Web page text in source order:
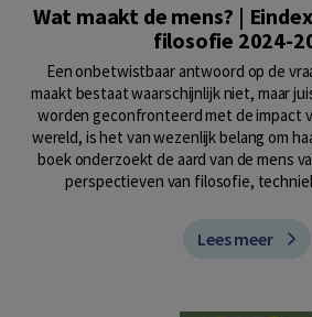
Wat maakt de mens? |
filosofie 2024-
Een onbetwistbaar antwoord op de
maakt bestaat waarschijnlijk niet, maar
worden geconfronteerd met de impact
wereld, is het van wezenlijk belang om
boek onderzoekt de aard van de mens
perspectieven van filosofie,
Lees meer